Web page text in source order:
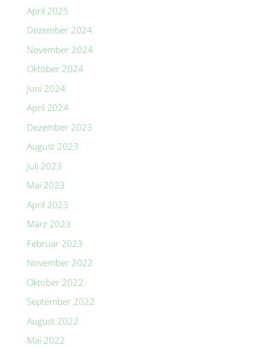
April 2025
Dezember 2024
November 2024
Oktober 2024
Juni 2024
April 2024
Dezember 2023
August 2023
Juli 2023
Mai 2023
April 2023
März 2023
Februar 2023
November 2022
Oktober 2022
September 2022
August 2022
Mai 2022